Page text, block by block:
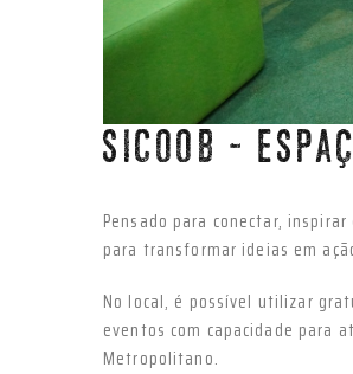
SICOOB -
Pensado para conectar,
para transformar ideias em
No local, é possível utilizar
eventos com capacidade para
Metropolitano.